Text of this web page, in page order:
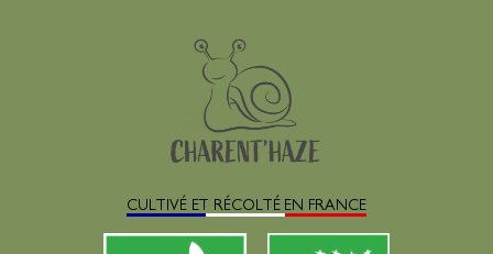
CULTIVÉ ET RÉCOLTÉ EN FRANCE